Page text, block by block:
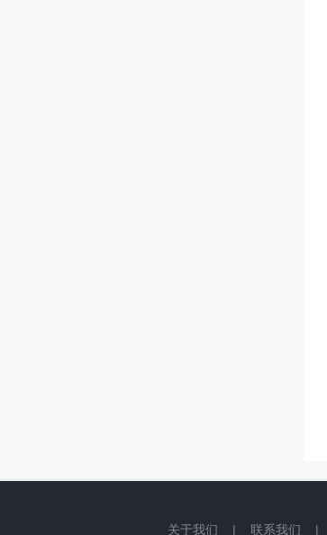
关于我们 | 联系我们 |